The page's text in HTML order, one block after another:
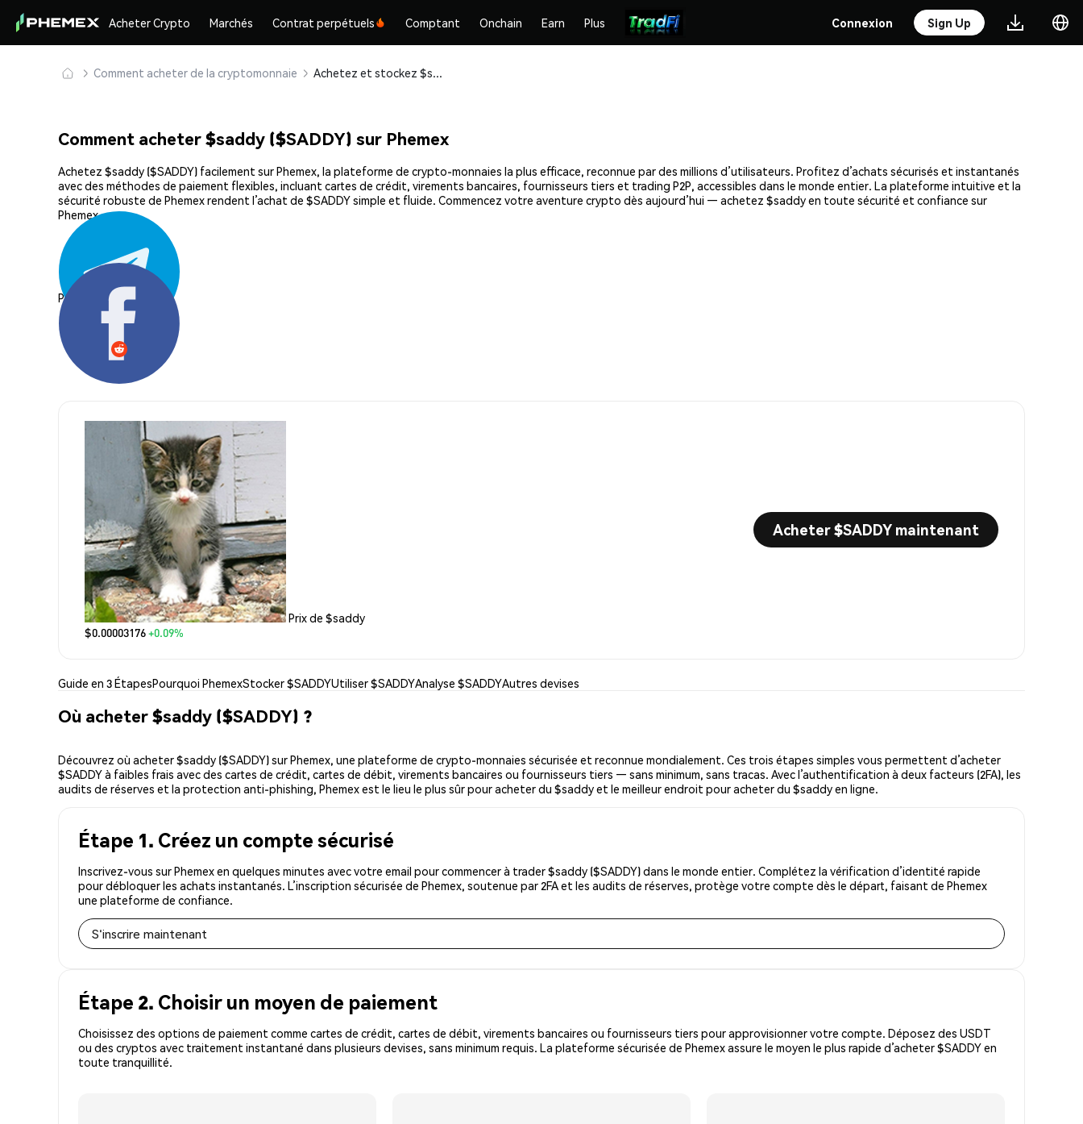
Acheter Crypto Marchés Contrat perpétuels Comptant Onchain Earn Plus Connexion Sign Up
Comment acheter de la cryptomonnaie Achetez et stockez $saddy ($SADDY) en toute sécurité
Comment acheter $saddy ($SADDY) sur Phemex
Achetez $saddy ($SADDY) facilement sur Phemex, la plateforme de crypto-monnaies la plus efficace, reconnue par des millions d’utilisateurs. Profitez d’achats sécurisés et instantanés
avec des méthodes de paiement flexibles, incluant cartes de crédit, virements bancaires, fournisseurs tiers et trading P2P, accessibles dans le monde entier. La plateforme intuitive et la
sécurité robuste de Phemex rendent l’achat de $SADDY simple et fluide. Commencez votre aventure crypto dès aujourd’hui — achetez $saddy en toute sécurité et confiance sur
Phemex.
Partager:
Prix de $saddy
$0.00003176+0.09%
Acheter $SADDY maintenant
Guide en 3 ÉtapesPourquoi PhemexStocker $SADDYUtiliser $SADDYAnalyse $SADDYAutres devises
Où acheter $saddy ($SADDY) ?
Découvrez où acheter $saddy ($SADDY) sur Phemex, une plateforme de crypto-monnaies sécurisée et reconnue mondialement. Ces trois étapes simples vous permettent d’acheter
$SADDY à faibles frais avec des cartes de crédit, cartes de débit, virements bancaires ou fournisseurs tiers — sans minimum, sans tracas. Avec l’authentification à deux facteurs (2FA), les
audits de réserves et la protection anti-phishing, Phemex est le lieu le plus sûr pour acheter du $saddy et le meilleur endroit pour acheter du $saddy en ligne.
Étape 1. Créez un compte sécurisé
Inscrivez-vous sur Phemex en quelques minutes avec votre email pour commencer à trader $saddy ($SADDY) dans le monde entier. Complétez la vérification d’identité rapide
pour débloquer les achats instantanés. L’inscription sécurisée de Phemex, soutenue par 2FA et les audits de réserves, protège votre compte dès le départ, faisant de Phemex
une plateforme de confiance.
S'inscrire maintenant
Étape 2. Choisir un moyen de paiement
Choisissez des options de paiement comme cartes de crédit, cartes de débit, virements bancaires ou fournisseurs tiers pour approvisionner votre compte. Déposez des USDT
ou des cryptos avec traitement instantané dans plusieurs devises, sans minimum requis. La plateforme sécurisée de Phemex assure le moyen le plus rapide d’acheter $SADDY en
toute tranquillité.